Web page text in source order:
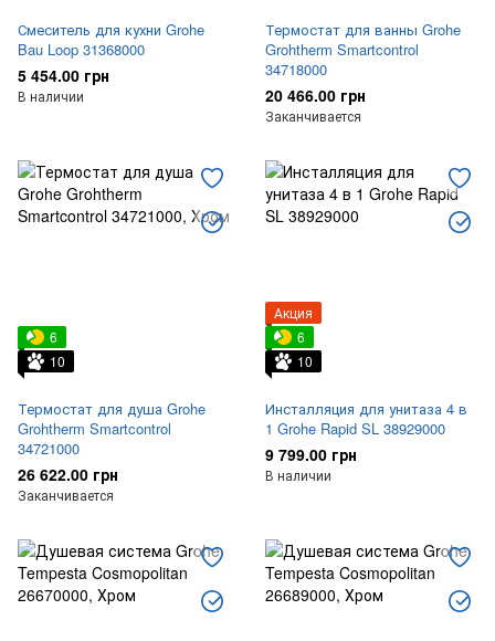
Смеситель для кухни Grohe
Bau Loop 31368000
5 454.00 грн
В наличии
Термостат для ванны Grohe
Grohtherm Smartcontrol
34718000
20 466.00 грн
Заканчивается
6
10
Термостат для душа Grohe
Grohtherm Smartcontrol
34721000
26 622.00 грн
Заканчивается
Акция
6
10
Инсталляция для унитаза 4 в
1 Grohe Rapid SL 38929000
9 799.00 грн
В наличии